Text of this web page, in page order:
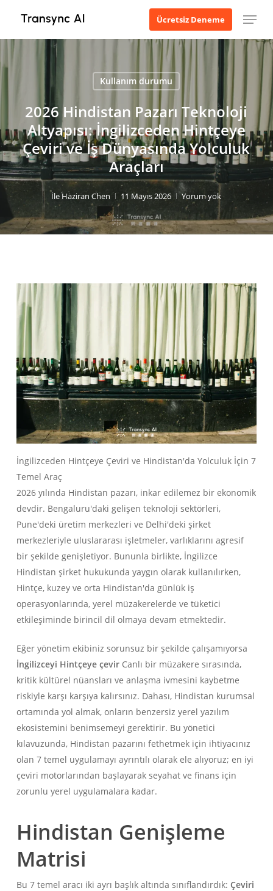
içeriğe
geç
Ücretsiz Deneme Menü
Kullanım durumu
2026 Hindistan Pazarı Teknoloji
Altyapısı: İngilizceden Hintçeye
Çeviri ve İş Dünyasında Yolculuk
Araçları
İleHaziran Chen 11 Mayıs 2026 Yorum yok
İngilizceden Hintçeye Çeviri ve Hindistan'da Yolculuk İçin 7
Temel Araç
2026 yılında Hindistan pazarı, inkar edilemez bir ekonomik
devdir. Bengaluru'daki gelişen teknoloji sektörleri,
Pune'deki üretim merkezleri ve Delhi'deki şirket
merkezleriyle uluslararası işletmeler, varlıklarını agresif
bir şekilde genişletiyor. Bununla birlikte, İngilizce
Hindistan şirket hukukunda yaygın olarak kullanılırken,
Hintçe, kuzey ve orta Hindistan'da günlük iş
operasyonlarında, yerel müzakerelerde ve tüketici
etkileşiminde birincil dil olmaya devam etmektedir.
Eğer yönetim ekibiniz sorunsuz bir şekilde çalışamıyorsa
İngilizceyi Hintçeye çevirCanlı bir müzakere sırasında,
kritik kültürel nüansları ve anlaşma ivmesini kaybetme
riskiyle karşı karşıya kalırsınız. Dahası, Hindistan kurumsal
ortamında yol almak, onların benzersiz yerel yazılım
ekosistemini benimsemeyi gerektirir. Bu yönetici
kılavuzunda, Hindistan pazarını fethetmek için ihtiyacınız
olan 7 temel uygulamayı ayrıntılı olarak ele alıyoruz; en iyi
çeviri motorlarından başlayarak seyahat ve finans için
zorunlu yerel uygulamalara kadar.
Hindistan Genişleme
Matrisi
Bu 7 temel aracı iki ayrı başlık altında sınıflandırdık: Çeviri